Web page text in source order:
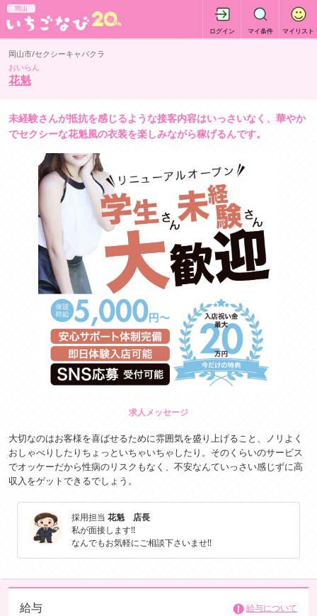
岡山
ログイン マイ条件 マイリスト
岡山市/セクシーキャバクラ
おいらん
花魁
未経験さんが抵抗を感じるような接客内容はいっさいなく、華やか
でセクシーな花魁風の衣装を楽しみながら稼げるんです。
求人メッセージ
大切なのはお客様を喜ばせるために雰囲気を盛り上げること、ノリよく
おしゃべりしたりちょっといちゃいちゃしたり。そのくらいのサービス
でオッケーだから性病のリスクもなく、不安なんていっさい感じずに高
収入をゲットできるでしょう。
採用担当花魁 店長
私が面接します!!
なんでもお気軽にご相談下さいませ!!
給与 給与について